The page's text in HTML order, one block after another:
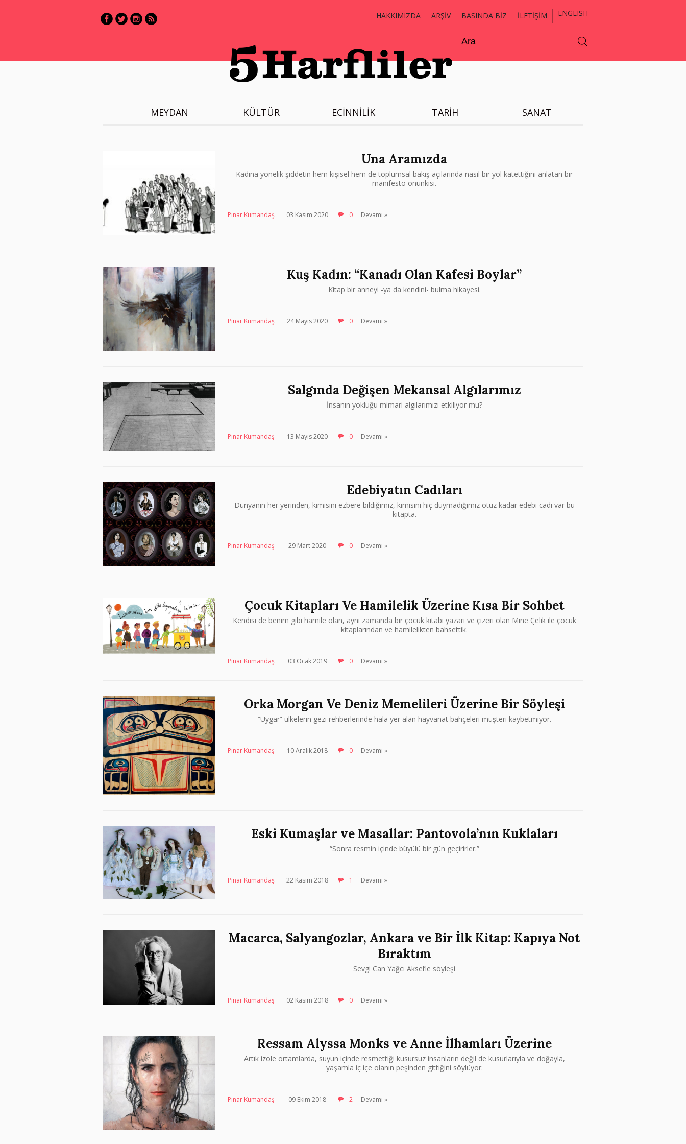
HAKKIMIZDA ARŞİV BASINDA BİZ İLETİŞİM ENGLISH
MEYDAN KÜLTÜR ECİNNİLİK TARİH SANAT
Una Aramızda
Kadına yönelik şiddetin hem kişisel hem de toplumsal bakış açılarında nasıl bir yol katettiğini anlatan bir
manifesto onunkisi.
Pınar Kumandaş 03 Kasım 2020 0 Devamı »
Kuş Kadın: “Kanadı Olan Kafesi Boylar”
Kitap bir anneyi -ya da kendini- bulma hikayesi.
Pınar Kumandaş 24 Mayıs 2020 0 Devamı »
Salgında Değişen Mekansal Algılarımız
İnsanın yokluğu mimari algılarımızı etkiliyor mu?
Pınar Kumandaş 13 Mayıs 2020 0 Devamı »
Edebiyatın Cadıları
Dünyanın her yerinden, kimisini ezbere bildiğimiz, kimisini hiç duymadığımız otuz kadar edebi cadı var bu
kitapta.
Pınar Kumandaş 29 Mart 2020 0 Devamı »
Çocuk Kitapları Ve Hamilelik Üzerine Kısa Bir Sohbet
Kendisi de benim gibi hamile olan, aynı zamanda bir çocuk kitabı yazarı ve çizeri olan Mine Çelik ile çocuk
kitaplarından ve hamilelikten bahsettik.
Pınar Kumandaş 03 Ocak 2019 0 Devamı »
Orka Morgan Ve Deniz Memelileri Üzerine Bir Söyleşi
“Uygar” ülkelerin gezi rehberlerinde hala yer alan hayvanat bahçeleri müşteri kaybetmiyor.
Pınar Kumandaş 10 Aralık 2018 0 Devamı »
Eski Kumaşlar ve Masallar: Pantovola’nın Kuklaları
“Sonra resmin içinde büyülü bir gün geçirirler.”
Pınar Kumandaş 22 Kasım 2018 1 Devamı »
Macarca, Salyangozlar, Ankara ve Bir İlk Kitap: Kapıya Not
Bıraktım
Sevgi Can Yağcı Aksel’le söyleşi
Pınar Kumandaş 02 Kasım 2018 0 Devamı »
Ressam Alyssa Monks ve Anne İlhamları Üzerine
Artık izole ortamlarda, suyun içinde resmettiği kusursuz insanların değil de kusurlarıyla ve doğayla,
yaşamla iç içe olanın peşinden gittiğini söylüyor.
Pınar Kumandaş 09 Ekim 2018 2 Devamı »